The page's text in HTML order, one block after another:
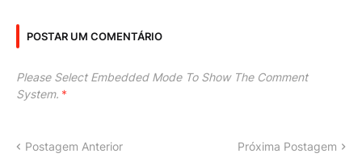
POSTAR UM COMENTÁRIO
Please Select Embedded Mode To Show The Comment
System. *
Postagem Anterior Próxima Postagem